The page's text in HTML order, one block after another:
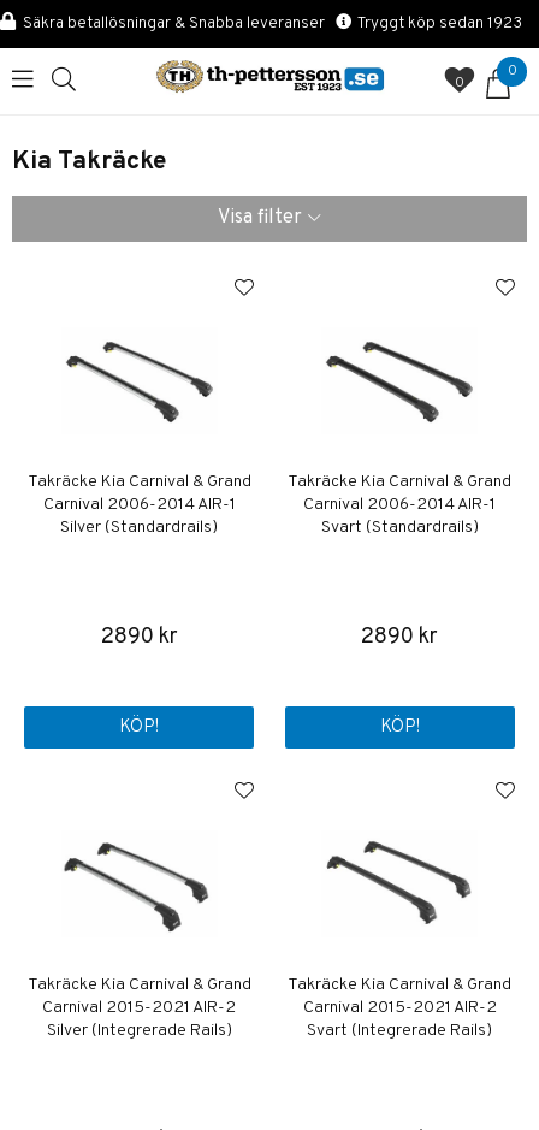
Säkra betallösningar & Snabba leveranser Tryggt köp sedan 1923
0
0
Kia Takräcke
Visa filter
Takräcke Kia Carnival & Grand
Carnival 2006-2014 AIR-1
Silver (Standardrails)
2890 kr
KÖP!
Takräcke Kia Carnival & Grand
Carnival 2006-2014 AIR-1
Svart (Standardrails)
2890 kr
KÖP!
Takräcke Kia Carnival & Grand
Carnival 2015-2021 AIR-2
Silver (Integrerade Rails)
Takräcke Kia Carnival & Grand
Carnival 2015-2021 AIR-2
Svart (Integrerade Rails)